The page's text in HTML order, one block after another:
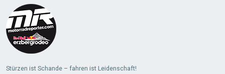
Stürzen ist Schande – fahren ist Leidenschaft!